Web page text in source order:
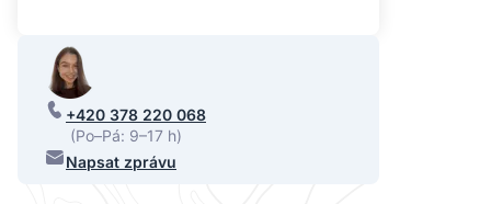
+420 378 220 068
(Po–Pá: 9–17 h)
Napsat zprávu